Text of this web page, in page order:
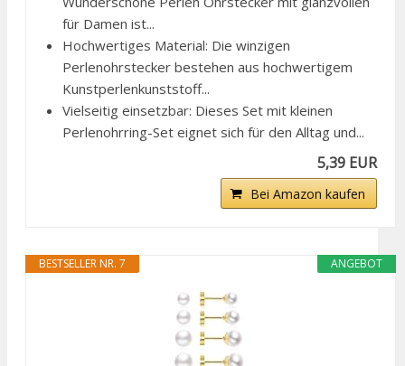
für Damen ist...
Hochwertiges Material: Die winzigen
Perlenohrstecker bestehen aus hochwertigem
Kunstperlenkunststoff...
Vielseitig einsetzbar: Dieses Set mit kleinen
Perlenohrring-Set eignet sich für den Alltag und...
5,39 EUR
Bei Amazon kaufen
ANGEBOT
BESTSELLER NR. 7